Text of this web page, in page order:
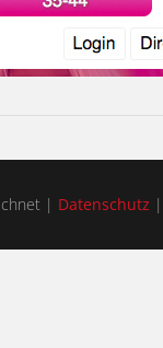
| Datenschutz |